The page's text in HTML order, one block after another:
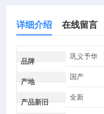
详细介绍 在线留言
品牌
巩义予华
产地
国产
产品新旧
全新